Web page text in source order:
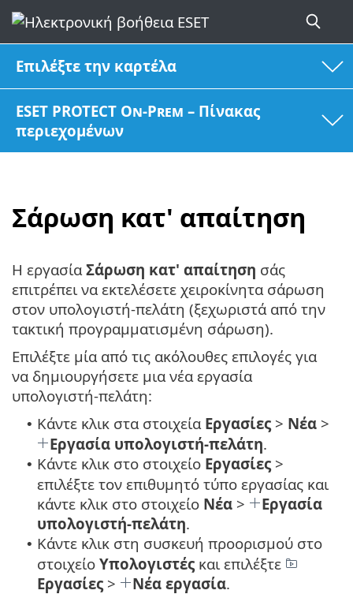
Επιλέξτε την καρτέλα
ESET PROTECT On-Prem – Πίνακας
περιεχομένων
Σάρωση κατ' απαίτηση
Η εργασία Σάρωση κατ' απαίτηση σάς
επιτρέπει να εκτελέσετε χειροκίνητα σάρωση
στον υπολογιστή-πελάτη (ξεχωριστά από την
τακτική προγραμματισμένη σάρωση).
Επιλέξτε μία από τις ακόλουθες επιλογές για
να δημιουργήσετε μια νέα εργασία
υπολογιστή-πελάτη:
• Κάντε κλικ στα στοιχεία Εργασίες > Νέα >
Εργασία υπολογιστή-πελάτη.
• Κάντε κλικ στο στοιχείο Εργασίες >
επιλέξτε τον επιθυμητό τύπο εργασίας και
κάντε κλικ στο στοιχείο Νέα >
Εργασία
υπολογιστή-πελάτη.
• Κάντε κλικ στη συσκευή προορισμού στο
στοιχείο Υπολογιστές και επιλέξτε
Εργασίες > Νέα εργασία.